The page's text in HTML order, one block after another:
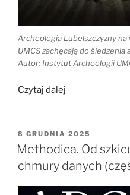
Archeologia Lubelszczyzny
UMCS zachęcają do śledzenia
Autor: Instytut Archeologii
Czytaj dalej
Lubelszczyzny”
OPUBLIKOWANE
W
8 GRUDNIA 2025
Methodica. Od
chmury danych